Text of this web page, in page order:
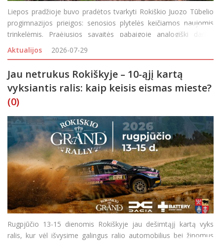
Liepos pradžioje buvo pradėtos tvarkyti Rokiškio Juozo Tūbelio
progimnazijos prieigos: senosios plytelės keičiamos naujomis
trinkelėmis. Praėjusios savaitės pabaigoje analogiški darbai
prasidėjo ir Rokiškio Juozo Tumo-Vaižganto progimnazijos
teritorijoje – didžiulių
Aktualijos 2026-07-29
Jau netrukus Rokiškyje – 10-ąjį kartą
vyksiantis ralis: kaip keisis eismas mieste?
(0)
Rugpjūčio 13-15 dienomis Rokiškyje jau dešimtąjį kartą vyks
ralis, kur vėl išvysime galingus ralio automobilius bei žinomus